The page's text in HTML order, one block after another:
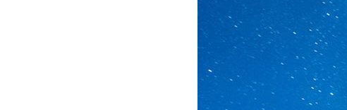
استعلام عن فتوى